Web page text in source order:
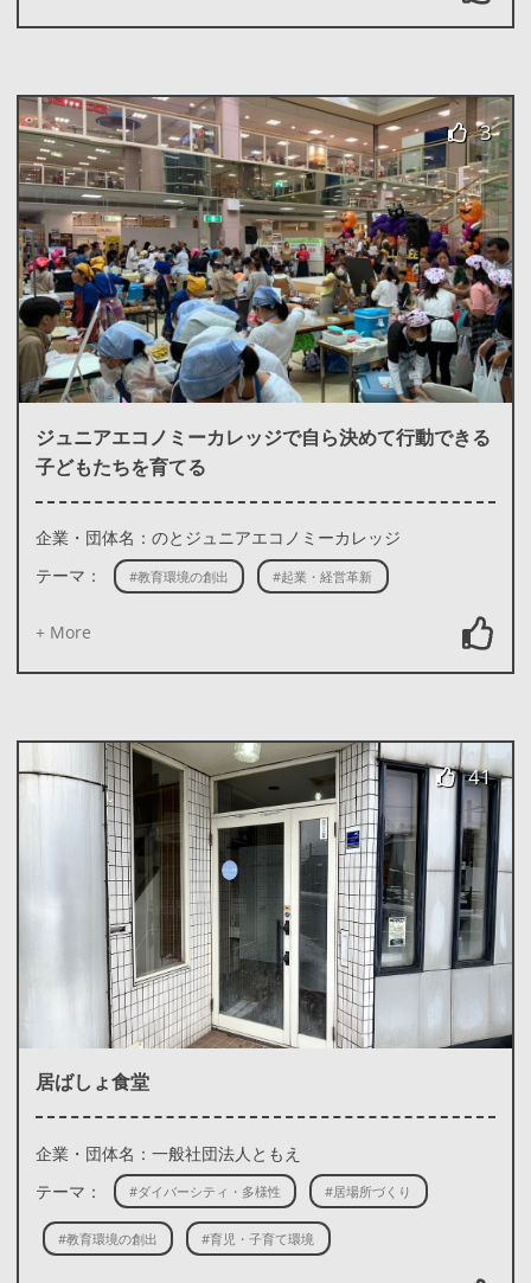
3
ジュニアエコノミーカレッジで自ら決めて行動できる
子どもたちを育てる
企業・団体名：のとジュニアエコノミーカレッジ
テーマ：
#教育環境の創出 #起業・経営革新
+ More
41
居ばしょ食堂
企業・団体名：一般社団法人ともえ
テーマ：
#ダイバーシティ・多様性 #居場所づくり
#教育環境の創出 #育児・子育て環境